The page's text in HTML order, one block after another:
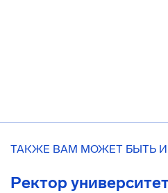
ТАКЖЕ ВАМ МОЖЕТ БЫТЬ
Ректор